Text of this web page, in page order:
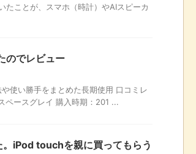
たことが、スマホ（時計）やAIスピーカ
のでレビュー
使い勝手をまとめた長期使用 口コミレ
ペースグレイ 購入時期：201 ...
iPod touchを親に買ってもらう